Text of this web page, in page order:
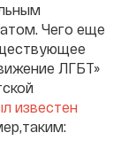
Чего еще
ЛГБТ»
известен